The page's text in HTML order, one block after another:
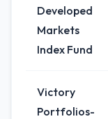
Developed
Markets
Index Fund
Victory
Portfolios-